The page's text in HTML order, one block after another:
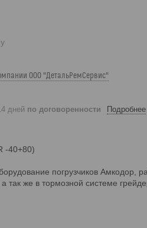
ООО "ДетальРемСервис"
дней по договоренности Подробнее
-40+80)
погрузчиков Амкодор,
же в тормозной системе